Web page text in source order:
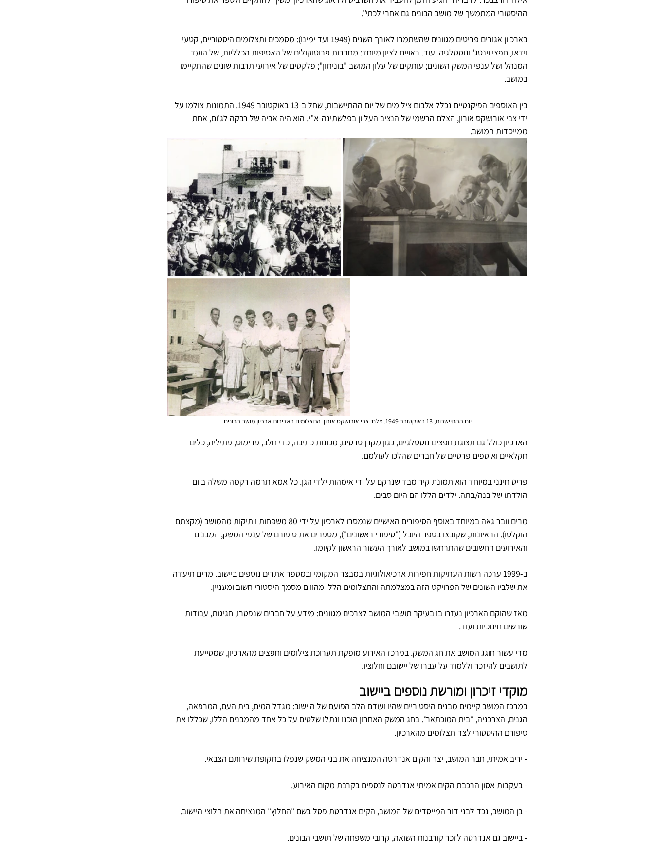
ההיסטורי המתמשך של מושב הבונים גם אחרי לכתי".
בארכיון אגורים פריטים מגוונים שהשתמרו לאורך השנים (1949 ועד ימינו): מסמכים ותצלומים היסטוריים, קטעי
וידאו, חפצי וינטג' ונוסטלגיה ועוד. ראויים לציון מיוחד: מחברות פרוטוקולים של האסיפות הכלליות, של הועד
המנהל ושל ענפי המשק השונים; עותקים של עלון המושב "בוניתון"; פלקטים של אירועי תרבות שונים שהתקיימו
במושב.
בין האוספים הפיקנטיים נכלל אלבום צילומים של יום ההתיישבות, שחל ב-13 באוקטובר 1949. התמונות צולמו על
ידי צבי אורושקס אורון, הצלם הרשמי של הנציב העליון בפלשתינה-א"י. הוא היה אביה של רבקה לג'ום, אחת
ממייסדות המושב.
יום ההתיישבות, 13 באוקטובר 1949. צלם: צבי אורושקס אורון. התצלומים באדיבות ארכיון מושב הבונים
הארכיון כולל גם תצוגת חפצים נוסטלגיים, כגון מקרן סרטים, מכונות כתיבה, כדי חלב, פרימוס, פתיליה, כלים
חקלאיים ואוספים פרטיים של חברים שהלכו לעולמם.
פריט חינני במיוחד הוא תמונת קיר מבד שנרקם על ידי אימהות ילדי הגן. כל אמא תרמה רקמה משלה ביום
הולדתו של בנה/בתה. ילדים הללו הם היום סבים.
מרים וובר גאה במיוחד באוסף הסיפורים האישיים שנמסרו לארכיון על ידי 80 משפחות וותיקות מהמושב (מקצתם
הוקלטו). הראיונות, שקובצו בספר היובל ("סיפורי ראשונים"), מספרים את סיפורם של ענפי המשק, המבנים
והאירועים החשובים שהתרחשו במושב לאורך העשור הראשון לקיומו.
ב-1999 ערכה רשות העתיקות חפירות ארכיאולוגיות במבצר המקומי ובמספר אתרים נוספים ביישוב. מרים תיעדה
את שלביו השונים של הפרויקט הזה במצלמתה והתצלומים הללו מהווים מסמך היסטורי חשוב ומעניין.
מאז שהוקם הארכיון נעזרו בו בעיקר תושבי המושב לצרכים מגוונים: מידע על חברים שנפטרו, חגיגות, עבודות
שורשים חינוכיות ועוד.
מדי עשור חוגג המושב את חג המשק. במרכז האירוע מופקת תערוכת צילומים וחפצים מהארכיון, שמסייעת
לתושבים להיזכר וללמוד על עברו של יישובם וחלוציו.
מוקדי זיכרון ומורשת נוספים ביישוב
במרכז המושב קיימים מבנים היסטוריים שהיו ועודם הלב הפועם של היישוב: מגדל המים, בית העם, המרפאה,
הגנים, הצרכניה, "בית המוכתאר". בחג המשק האחרון הוכנו ונתלו שלטים על כל אחד מהמבנים הללו, שכללו את
סיפורם ההיסטורי לצד תצלומים מהארכיון.
- יריב אמיתי, חבר המושב, יצר והקים אנדרטה המנציחה את בני המשק שנפלו בתקופת שירותם הצבאי.
- בעקבות אסון הרכבת הקים אמיתי אנדרטה לנספים בקרבת מקום האירוע.
- בן המושב, נכד לבני דור המייסדים של המושב, הקים אנדרטת פסל בשם "החלוץ" המנציחה את חלוצי היישוב.
- ביישוב גם אנדרטה לזכר קורבנות השואה, קרובי משפחה של תושבי הבונים.